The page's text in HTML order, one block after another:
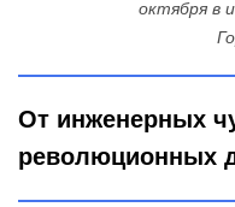
октября в
От инженерных
революционных